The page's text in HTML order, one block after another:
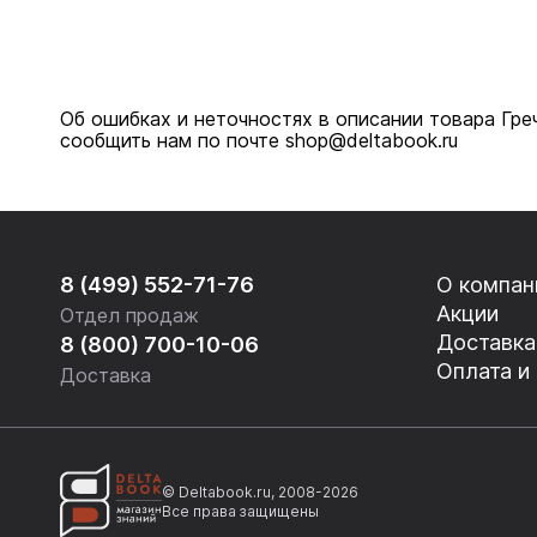
Об ошибках и неточностях в описании товара
сообщить нам по почте shop@deltabook.ru
8 (499) 552-71-76
Отдел продаж
8 (800) 700-10-06
Доставка
О
Акции
Доставка
Оплата и
© Deltabook.ru, 2008-2026
Все права защищены